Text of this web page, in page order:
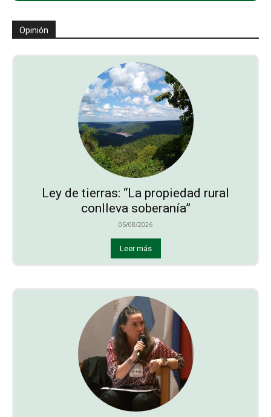
Opinión
Ley de tierras: “La propiedad rural
conlleva soberanía”
05/08/2026
Leer más